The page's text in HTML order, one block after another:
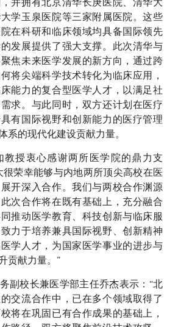
学玉泉医院等三家附属医院。这些
在科研和临床领域均具备国际领先
发展提供了强大支撑。此次清华与
焦未来医学发展的新方向，通过跨
将尖端科学技术转化为临床应用，
能力的复合型医学人才，以满足社
求。与此同时，双方还计划在医疗
有国际视野和创新能力的医疗管理
系的现代化建设贡献力量。
教授衷心感谢两所医学院的鼎力支
很荣幸能够与内地两所顶尖高校在医
开深入合作。我们与两校合作渊源
次合作将在既有基础上，充分融合
推动医学教育、科技创新与临床服
力于培养兼具国际视野、创新精神
学人才，为国家医学事业的进步与
贡献力量。”
副校长兼医学部主任乔杰表示：“北
交流合作中，已在多个领域取得了
将在巩固已有合作成果的基础上，